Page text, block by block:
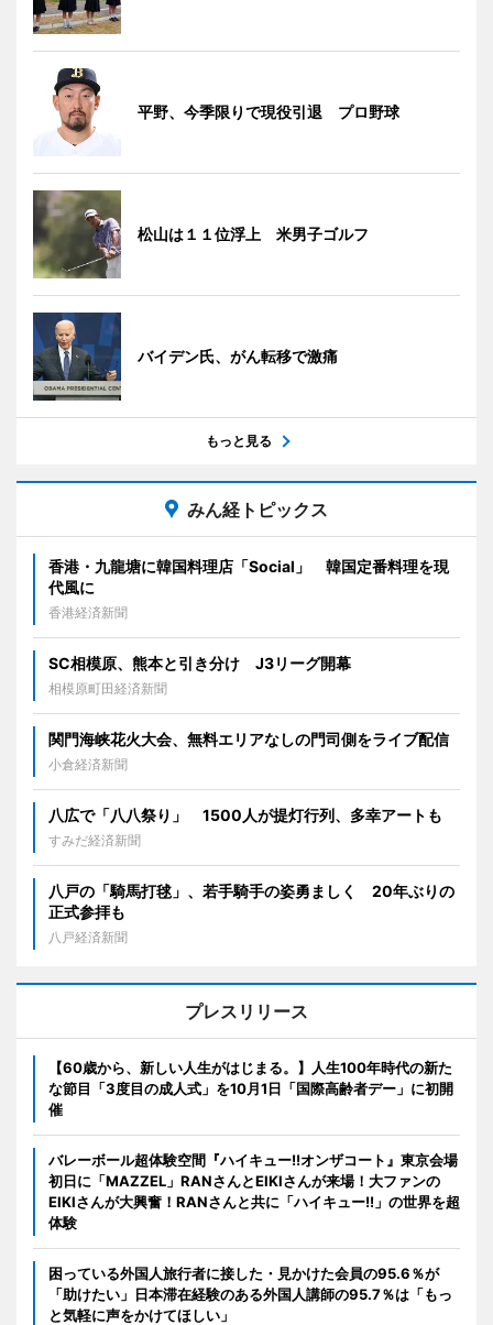
平野、今季限りで現役引退 プロ野球
松山は１１位浮上 米男子ゴルフ
バイデン氏、がん転移で激痛
もっと見る
みん経トピックス
香港・九龍塘に韓国料理店「Social」 韓国定番料理を現
代風に
香港経済新聞
SC相模原、熊本と引き分け J3リーグ開幕
相模原町田経済新聞
関門海峡花火大会、無料エリアなしの門司側をライブ配信
小倉経済新聞
八広で「八八祭り」 1500人が提灯行列、多幸アートも
すみだ経済新聞
八戸の「騎馬打毬」、若手騎手の姿勇ましく 20年ぶりの
正式参拝も
八戸経済新聞
プレスリリース
【60歳から、新しい人生がはじまる。】人生100年時代の新た
な節目「3度目の成人式」を10月1日「国際高齢者デー」に初開
催
バレーボール超体験空間『ハイキュー!!オンザコート』東京会場
初日に「MAZZEL」RANさんとEIKIさんが来場！大ファンの
EIKIさんが大興奮！RANさんと共に「ハイキュー!!」の世界を超
体験
困っている外国人旅行者に接した・見かけた会員の95.6％が
「助けたい」日本滞在経験のある外国人講師の95.7％は「もっ
と気軽に声をかけてほしい」